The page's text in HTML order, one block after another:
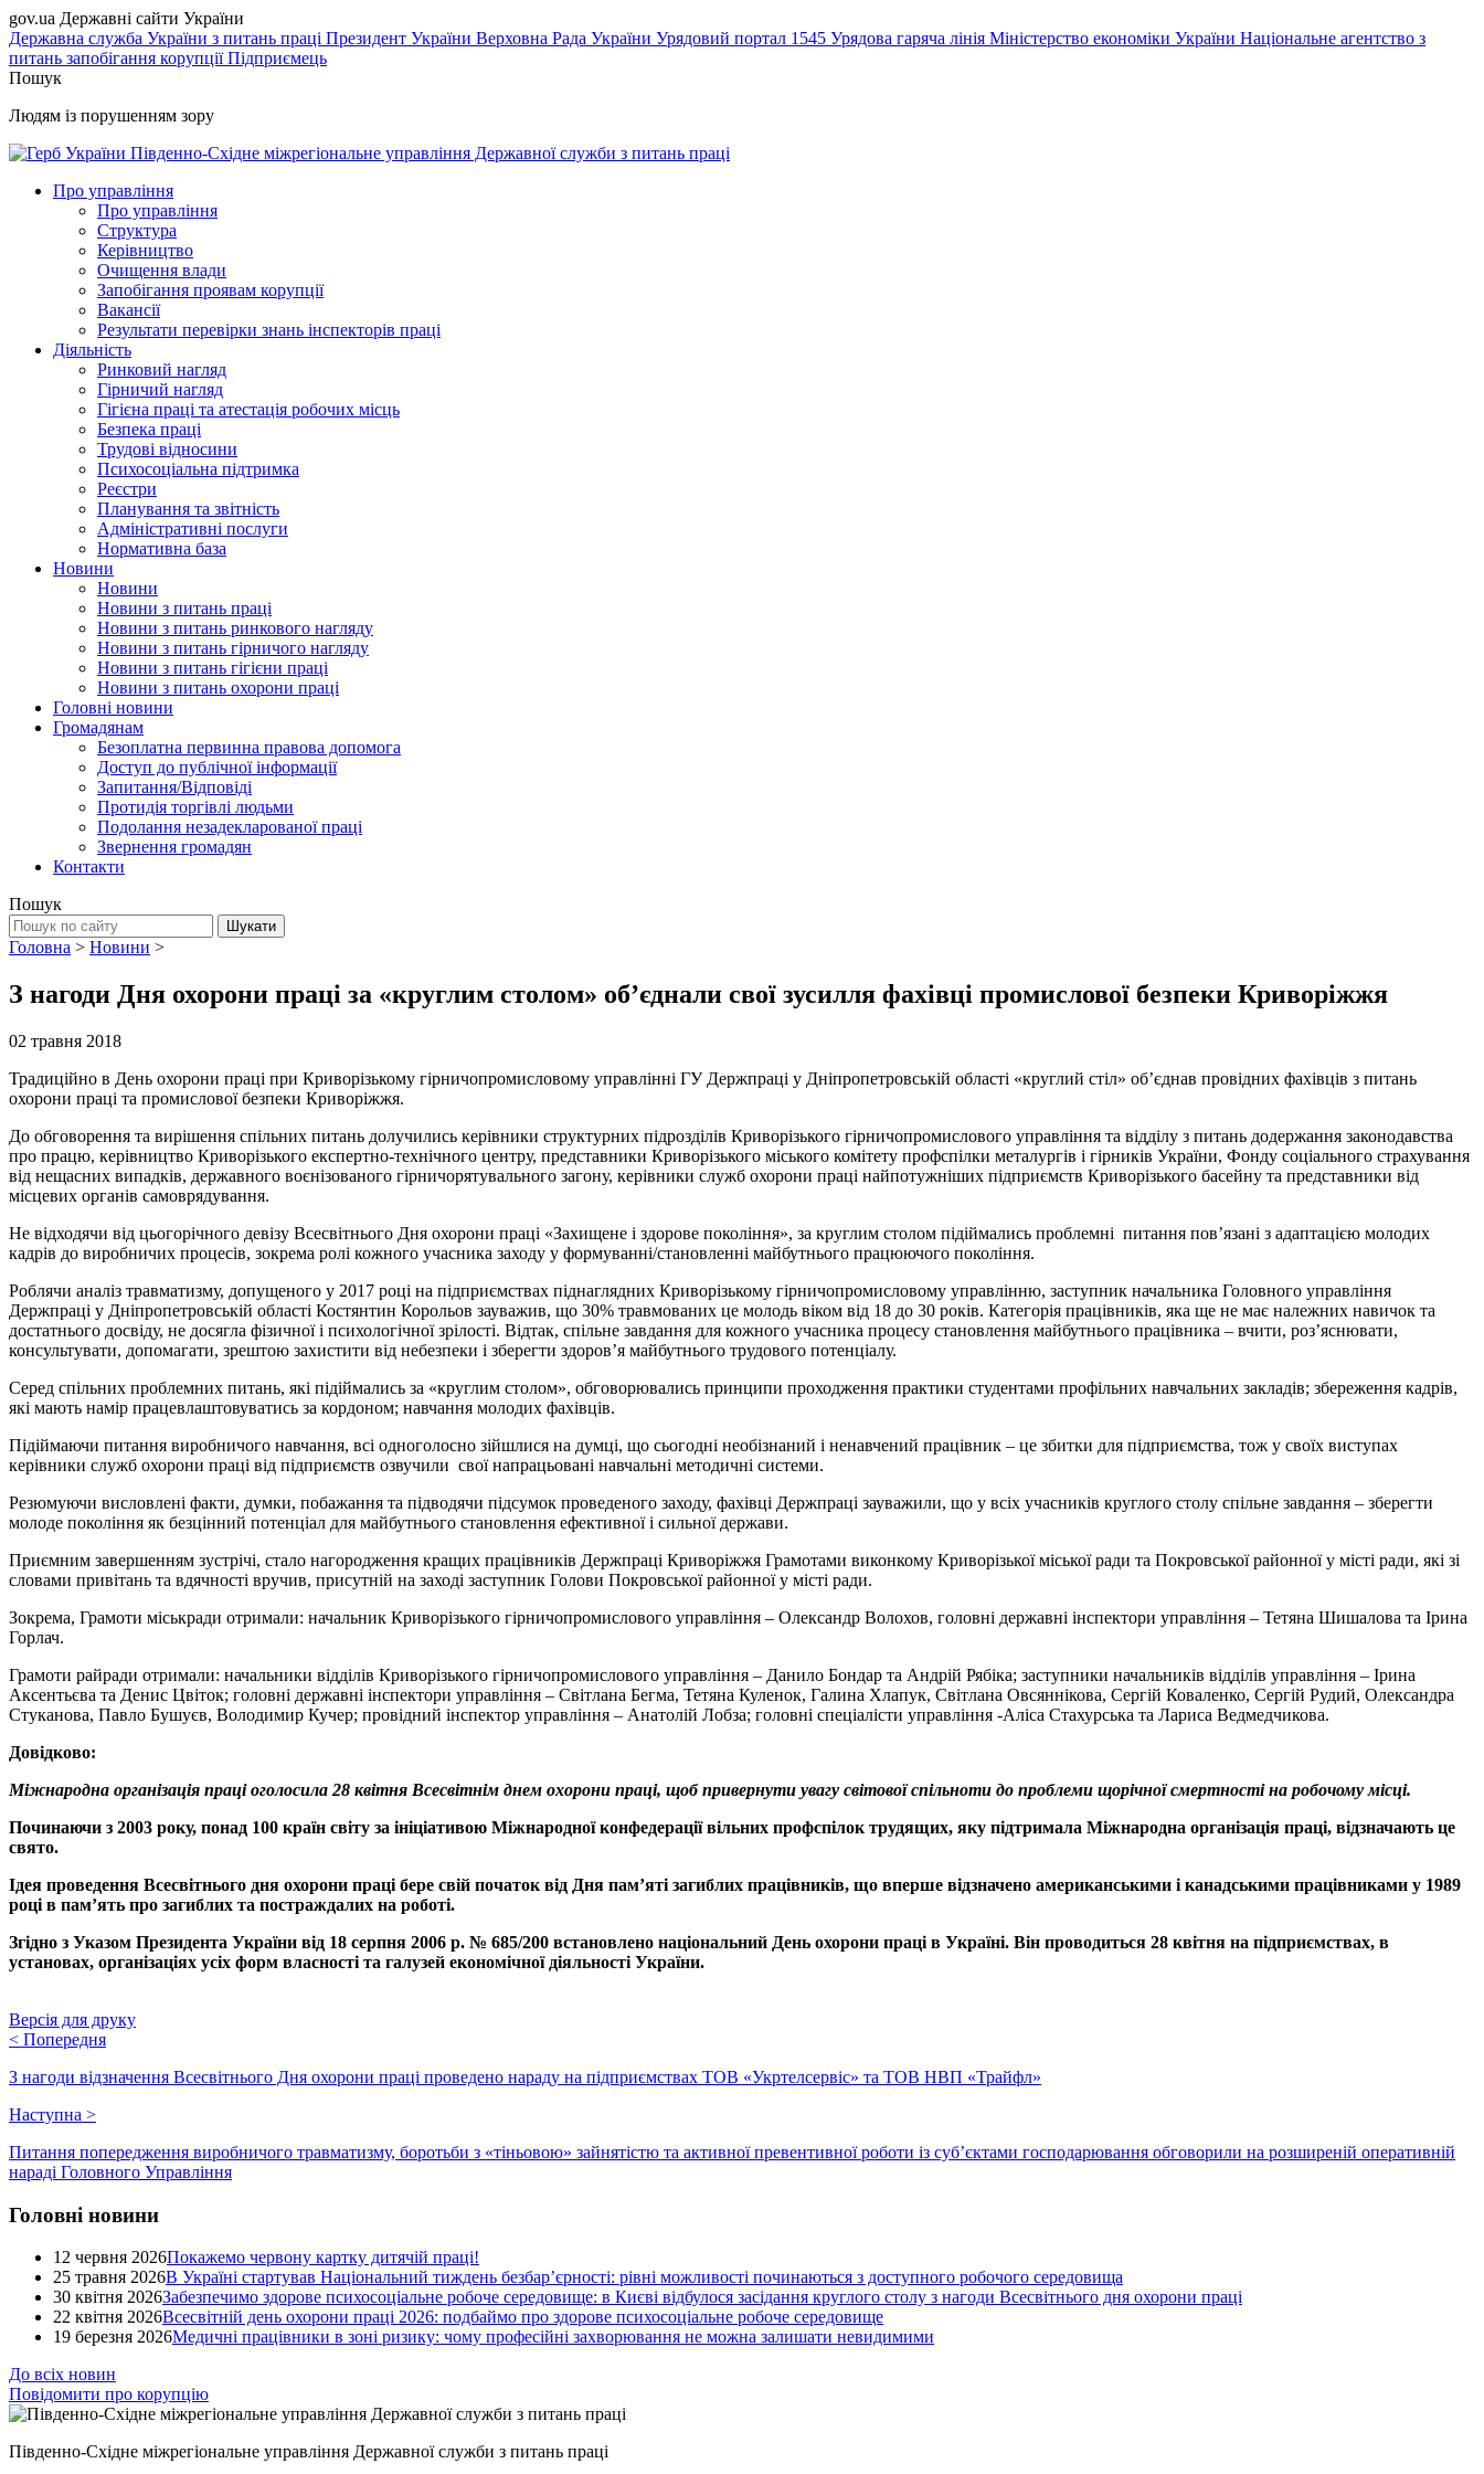
gov.ua Державні сайти України
Державна служба України з питань праці Президент України Верховна Рада України Урядовий портал 1545 Урядова гаряча лінія Міністерство економіки України Національне агентство з
питань запобігання корупціїПідприємець
Пошук
Людям із порушенням зору
Південно-Східне міжрегіональне управління Державної служби з питань праці
Про управління
Про управління
Структура
Керівництво
Очищення влади
Запобігання проявам корупції
Вакансії
Результати перевірки знань інспекторів праці
Діяльність
Ринковий нагляд
Гірничий нагляд
Гігієна праці та атестація робочих місць
Безпека праці
Трудові відносини
Психосоціальна підтримка
Реєстри
Планування та звітність
Адміністративні послуги
Нормативна база
Новини
Новини
Новини з питань праці
Новини з питань ринкового нагляду
Новини з питань гірничого нагляду
Новини з питань гігієни праці
Новини з питань охорони праці
Головні новини
Громадянам
Безоплатна первинна правова допомога
Доступ до публічної інформації
Запитання/Відповіді
Протидія торгівлі людьми
Подолання незадекларованої праці
Звернення громадян
Контакти
Пошук
Головна > Новини >
З нагоди Дня охорони праці за «круглим столом» об’єднали свої зусилля фахівці промислової безпеки Криворіжжя
02 травня 2018
Традиційно в День охорони праці при Криворізькому гірничопромисловому управлінні ГУ Держпраці у Дніпропетровській області «круглий стіл» об’єднав провідних фахівців з питань
охорони праці та промислової безпеки Криворіжжя.
До обговорення та вирішення спільних питань долучились керівники структурних підрозділів Криворізького гірничопромислового управління та відділу з питань додержання законодавства
про працю, керівництво Криворізького експертно-технічного центру, представники Криворізького міського комітету профспілки металургів і гірників України, Фонду соціального страхування
від нещасних випадків, державного воєнізованого гірничорятувального загону, керівники служб охорони праці найпотужніших підприємств Криворізького басейну та представники від
місцевих органів самоврядування.
Не відходячи від цьогорічного девізу Всесвітнього Дня охорони праці «Захищене і здорове покоління», за круглим столом підіймались проблемні питання пов’язані з адаптацією молодих
кадрів до виробничих процесів, зокрема ролі кожного учасника заходу у формуванні/становленні майбутнього працюючого покоління.
Роблячи аналіз травматизму, допущеного у 2017 році на підприємствах піднаглядних Криворізькому гірничопромисловому управлінню, заступник начальника Головного управління
Держпраці у Дніпропетровській області Костянтин Корольов зауважив, що 30% травмованих це молодь віком від 18 до 30 років. Категорія працівників, яка ще не має належних навичок та
достатнього досвіду, не досягла фізичної і психологічної зрілості. Відтак, спільне завдання для кожного учасника процесу становлення майбутнього працівника – вчити, роз’яснювати,
консультувати, допомагати, зрештою захистити від небезпеки і зберегти здоров’я майбутнього трудового потенціалу.
Серед спільних проблемних питань, які підіймались за «круглим столом», обговорювались принципи проходження практики студентами профільних навчальних закладів; збереження кадрів,
які мають намір працевлаштовуватись за кордоном; навчання молодих фахівців.
Підіймаючи питання виробничого навчання, всі одноголосно зійшлися на думці, що сьогодні необізнаний і ненавчений працівник – це збитки для підприємства, тож у своїх виступах
керівники служб охорони праці від підприємств озвучили свої напрацьовані навчальні методичні системи.
Резюмуючи висловлені факти, думки, побажання та підводячи підсумок проведеного заходу, фахівці Держпраці зауважили, що у всіх учасників круглого столу спільне завдання – зберегти
молоде покоління як безцінний потенціал для майбутнього становлення ефективної і сильної держави.
Приємним завершенням зустрічі, стало нагородження кращих працівників Держпраці Криворіжжя Грамотами виконкому Криворізької міської ради та Покровської районної у місті ради, які зі
словами привітань та вдячності вручив, присутній на заході заступник Голови Покровської районної у місті ради.
Зокрема, Грамоти міськради отримали: начальник Криворізького гірничопромислового управління – Олександр Волохов, головні державні інспектори управління – Тетяна Шишалова та Ірина
Горлач.
Грамоти райради отримали: начальники відділів Криворізького гірничопромислового управління – Данило Бондар та Андрій Рябіка; заступники начальників відділів управління – Ірина
Аксентьєва та Денис Цвіток; головні державні інспектори управління – Світлана Бегма, Тетяна Куленок, Галина Хлапук, Світлана Овсяннікова, Сергій Коваленко, Сергій Рудий, Олександра
Стуканова, Павло Бушуєв, Володимир Кучер; провідний інспектор управління – Анатолій Лобза; головні спеціалісти управління -Аліса Стахурська та Лариса Ведмедчикова.
Довідково:
Міжнародна організація праці оголосила 28 квітня Всесвітнім днем охорони праці, щоб привернути увагу світової спільноти до проблеми щорічної смертності на робочому місці.
Починаючи з 2003 року, понад 100 країн світу за ініціативою Міжнародної конфедерації вільних профспілок трудящих, яку підтримала Міжнародна організація праці, відзначають це
свято.
Ідея проведення Всесвітнього дня охорони праці бере свій початок від Дня пам’яті загиблих працівників, що вперше відзначено американськими і канадськими працівниками у 1989
році в пам’ять про загиблих та постраждалих на роботі.
Згідно з Указом Президента України від 18 серпня 2006 р. № 685/200 встановлено національний День охорони праці в Україні. Він проводиться 28 квітня на підприємствах, в
установах, організаціях усіх форм власності та галузей економічної діяльності України.
Версія для друку
< Попередня
З нагоди відзначення Всесвітнього Дня охорони праці проведено нараду на підприємствах ТОВ «Укртелсервіс» та ТОВ НВП «Трайфл»
Наступна >
Питання попередження виробничого травматизму, боротьби з «тіньовою» зайнятістю та активної превентивної роботи із суб’єктами господарювання обговорили на розширеній оперативній
нараді Головного Управління
Головні новини
12 червня 2026Покажемо червону картку дитячій праці!
25 травня 2026В Україні стартував Національний тиждень безбар’єрності: рівні можливості починаються з доступного робочого середовища
30 квітня 2026Забезпечимо здорове психосоціальне робоче середовище: в Києві відбулося засідання круглого столу з нагоди Всесвітнього дня охорони праці
22 квітня 2026Всесвітній день охорони праці 2026: подбаймо про здорове психосоціальне робоче середовище
19 березня 2026Медичні працівники в зоні ризику: чому професійні захворювання не можна залишати невидимими
До всіх новин
Повідомити про корупцію
Південно-Східне міжрегіональне управління Державної служби з питань праці